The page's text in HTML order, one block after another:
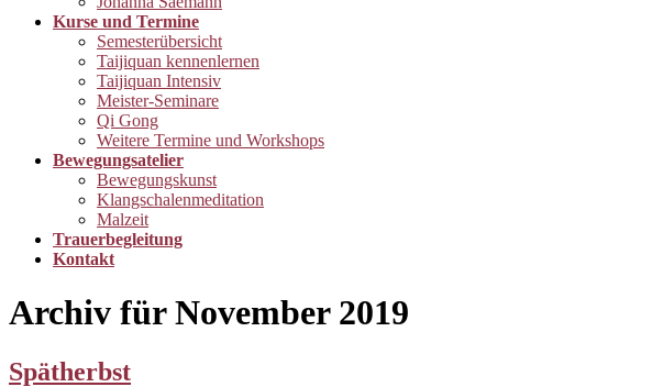
Kurse und Termine
Semesterübersicht
Taijiquan kennenlernen
Taijiquan Intensiv
Meister-Seminare
Qi Gong
Weitere Termine und Workshops
Bewegungsatelier
Bewegungskunst
Klangschalenmeditation
Malzeit
Trauerbegleitung
Kontakt
Archiv für November 2019
Spätherbst